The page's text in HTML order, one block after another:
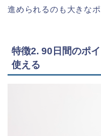
進められるのも大きなポ
特徴2. 90日間のポ
使える